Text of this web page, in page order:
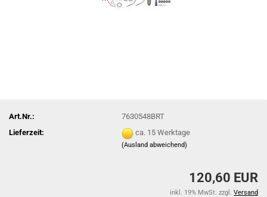
Art.Nr.:
7630548BRT
Lieferzeit:
ca. 15 Werktage
(Ausland abweichend)
120,60 EUR
inkl. 19% MwSt. zzgl. Versand